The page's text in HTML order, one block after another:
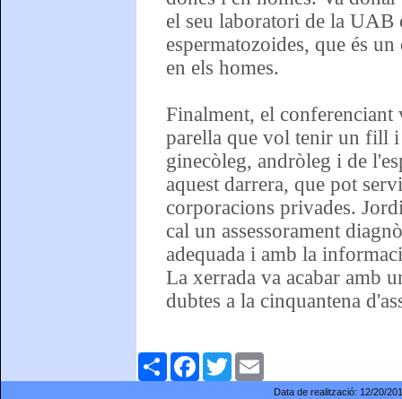
el seu laboratori de la
espermatozoides, que és
en els homes.
Finalment, el conferenciant
parella que vol tenir un fill i
ginecòleg, andròleg i de
aquest darrera, que pot
corporacions privades.
cal un assessorament
adequada i amb la
La xerrada va acabar amb
dubtes a la cinquantena
ComparteixFacebookTwitter
Data de realització: 12/20/